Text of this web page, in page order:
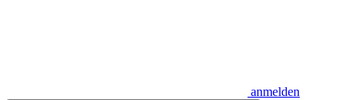
anmelden